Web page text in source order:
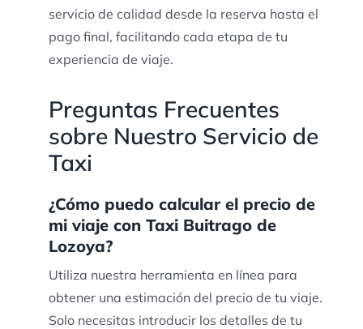
servicio de calidad desde la reserva hasta el
pago final, facilitando cada etapa de tu
experiencia de viaje.
Preguntas Frecuentes
sobre Nuestro Servicio de
Taxi
¿Cómo puedo calcular el precio de
mi viaje con Taxi Buitrago de
Lozoya?
Utiliza nuestra herramienta en línea para
obtener una estimación del precio de tu viaje.
Solo necesitas introducir los detalles de tu